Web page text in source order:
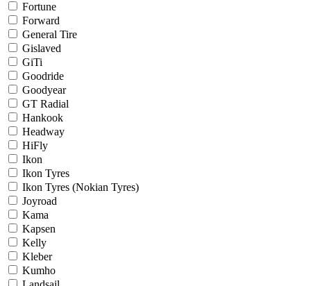
Fortune
Forward
General Tire
Gislaved
GiTi
Goodride
Goodyear
GT Radial
Hankook
Headway
HiFly
Ikon
Ikon Tyres
Ikon Tyres (Nokian Tyres)
Joyroad
Kama
Kapsen
Kelly
Kleber
Kumho